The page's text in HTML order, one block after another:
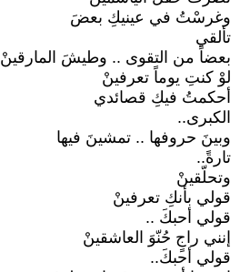
وغرسْتُ في عينيكِ بعضَ
تألقي
بعضاً من التقوى .. وطيشَ المارقينْ
لوْ كنتِ يوماً تعرفينْ
أحكمتُ فيكِ قصائدي
الكبرى..
وبينَ حروفها .. تمشينَ فيها
تارةً..
وتحلّقينْ
قولي بأنكِ تعرفينْ
قولي أحبكَ ..
إنني راجٍ حُنّوَ العاشقينْ
قولي أحبكَ..